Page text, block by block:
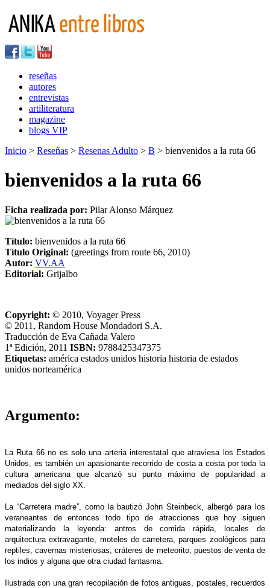
reseñas
autores
entrevistas
artiliteratura
magazine
blogs VIP
Inicio > Reseñas > Resenas Adulto > B > bienvenidos a la ruta 66
bienvenidos a la ruta 66
Ficha realizada por: Pilar Alonso Márquez
Título: bienvenidos a la ruta 66
Título Original: (greetings from route 66, 2010)
Autor: VV.AA
Editorial: Grijalbo
Copyright: © 2010, Voyager Press
© 2011, Random House Mondadori S.A.
Traducción de Eva Cañada Valero
1ª Edición, 2011 ISBN: 9788425347375
Etiquetas: américa estados unidos historia historia de estados
unidos norteamérica
Argumento:
La Ruta 66 no es solo una arteria interestatal que atraviesa los Estados
Unidos, es también un apasionante recorrido de costa a costa por toda la
cultura americana que alcanzó su punto máximo de popularidad a
mediados del siglo XX.
La “Carretera madre”, como la bautizó John Steinbeck, albergó para los
veraneantes de entonces todo tipo de atracciones que hoy siguen
materializando la leyenda: antros de comida rápida, locales de
arquitectura extravagante, moteles de carretera, parques zoológicos para
reptiles, cavernas misteriosas, cráteres de meteorito, puestos de venta de
los indios y alguna que otra ciudad fantasma.
Ilustrada con una gran recopilación de fotos antiguas, postales, recuerdos